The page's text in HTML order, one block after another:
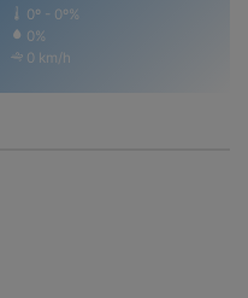
0º - 0º%
0%
0 km/h